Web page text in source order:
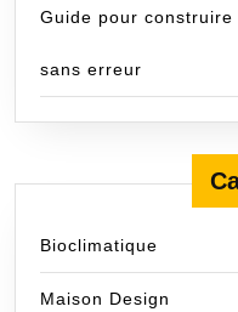
Guide pour
sans erreur
Bioclimatique
Maison Design